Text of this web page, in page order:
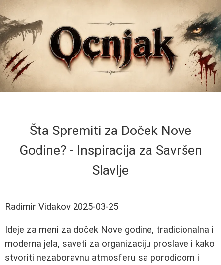
Šta Spremiti za Doček Nove
Godine? - Inspiracija za Savršen
Slavlje
Radimir Vidakov 2025-03-25
Ideje za meni za doček Nove godine, tradicionalna i
moderna jela, saveti za organizaciju proslave i kako
stvoriti nezaboravnu atmosferu sa porodicom i